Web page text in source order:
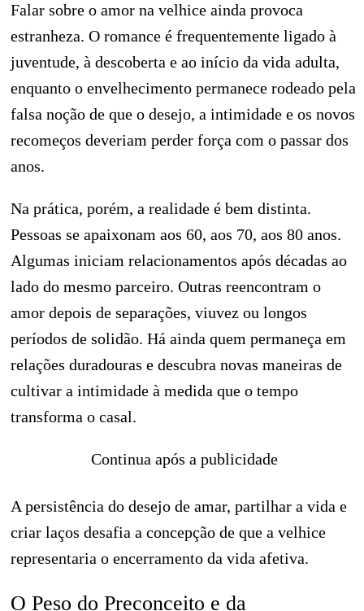
Falar sobre o amor na velhice ainda provoca
estranheza. O romance é frequentemente ligado à
juventude, à descoberta e ao início da vida adulta,
enquanto o envelhecimento permanece rodeado pela
falsa noção de que o desejo, a intimidade e os novos
recomeços deveriam perder força com o passar dos
anos.
Na prática, porém, a realidade é bem distinta.
Pessoas se apaixonam aos 60, aos 70, aos 80 anos.
Algumas iniciam relacionamentos após décadas ao
lado do mesmo parceiro. Outras reencontram o
amor depois de separações, viuvez ou longos
períodos de solidão. Há ainda quem permaneça em
relações duradouras e descubra novas maneiras de
cultivar a intimidade à medida que o tempo
transforma o casal.
Continua após a publicidade
A persistência do desejo de amar, partilhar a vida e
criar laços desafia a concepção de que a velhice
representaria o encerramento da vida afetiva.
O Peso do Preconceito e da